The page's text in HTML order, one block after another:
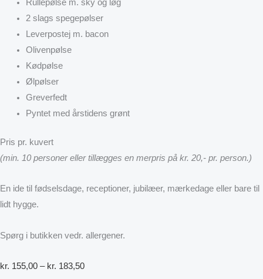
Rullepølse m. sky og løg
2 slags spegepølser
Leverpostej m. bacon
Olivenpølse
Kødpølse
Ølpølser
Greverfedt
Pyntet med årstidens grønt
Pris pr. kuvert
(min. 10 personer eller tillægges en merpris på kr. 20,- pr. person.)
En ide til fødselsdage, receptioner, jubilæer, mærkedage eller bare til
lidt hygge.
Spørg i butikken vedr. allergener.
kr. 155,00 – kr. 183,50